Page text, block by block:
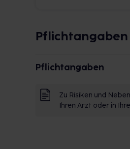
Pflichtangaben
Zu Risiken und
Ihren Arzt oder in